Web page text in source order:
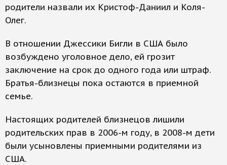
родители назвали их Кристоф-Даниил и Коля-
Олег.
В отношении Джессики Бигли в США было
возбуждено уголовное дело, ей грозит
заключение на срок до одного года или штраф.
Братья-близнецы пока остаются в приемной
семье.
Настоящих родителей близнецов лишили
родительских прав в 2006-м году, в 2008-м дети
были усыновлены приемными родителями из
США.